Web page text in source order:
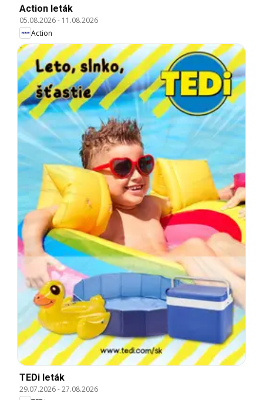
Action leták
05.08.2026- 11.08.2026
Action
TEDi leták
29.07.2026-27.08.2026